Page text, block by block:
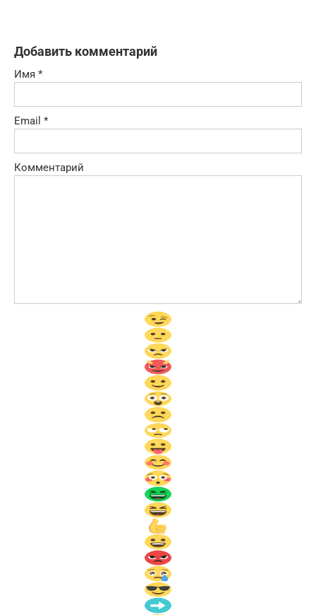
Добавить комментарий
Имя *
Email *
Комментарий